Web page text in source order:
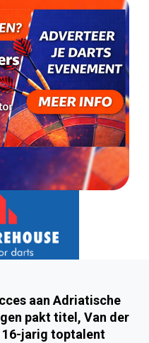
aan Adriatische
pakt titel, Van der
16-jarig toptalent